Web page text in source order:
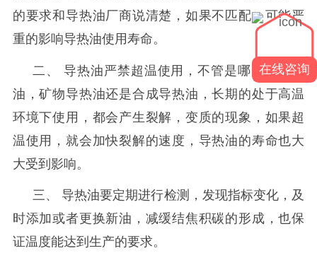
的要求和导热油厂商说清楚，如果不匹配，可能严
重的影响导热油使用寿命。
二、 导热油严禁超温使用，不管是哪一款导热
油，矿物导热油还是合成导热油，长期的处于高温
环境下使用，都会产生裂解，变质的现象，如果超
温使用，就会加快裂解的速度，导热油的寿命也大
大受到影响。
三、导热油要定期进行检测，发现指标变化，及
时添加或者更换新油，减缓结焦积碳的形成，也保
证温度能达到生产的要求。
在线咨询